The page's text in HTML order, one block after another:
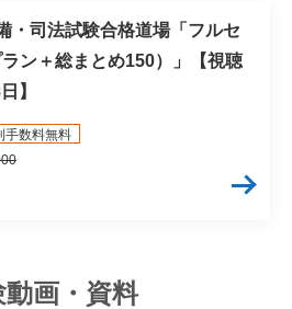
・司法試験合格道場「フルセ
ン＋総まとめ150）」【視聴
】
手数料無料
動画・資料